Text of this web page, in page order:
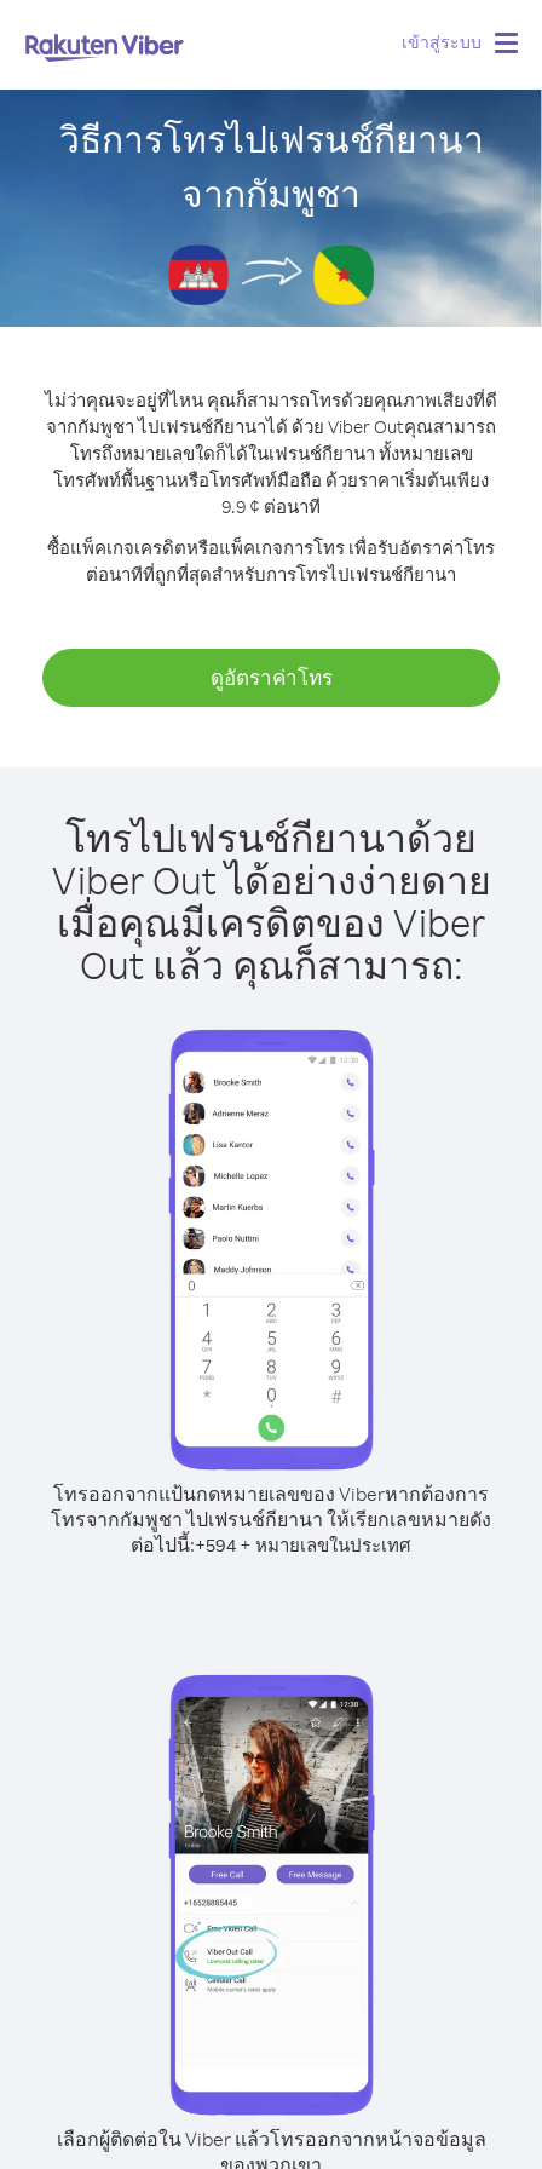
เข้าสู่ระบบ
วิธีการโทรไปเฟรนช์กียานา
จากกัมพูชา
ไม่ว่าคุณจะอยู่ที่ไหน คุณก็สามารถโทรด้วยคุณภาพเสียงที่ดี
จากกัมพูชา ไปเฟรนช์กียานาได้ ด้วย Viber Outคุณสามารถ
โทรถึงหมายเลขใดก็ได้ในเฟรนช์กียานา ทั้งหมายเลข
โทรศัพท์พื้นฐานหรือโทรศัพท์มือถือ ด้วยราคาเริ่มต้นเพียง
9.9 ¢ ต่อนาที
ซื้อแพ็คเกจเครดิตหรือแพ็คเกจการโทร เพื่อรับอัตราค่าโทร
ต่อนาทีที่ถูกที่สุดสำหรับการโทรไปเฟรนช์กียานา
ดูอัตราค่าโทร
โทรไปเฟรนช์กียานาด้วย
Viber Out ได้อย่างง่ายดาย
เมื่อคุณมีเครดิตของ Viber
Out แล้ว คุณก็สามารถ:
โทรออกจากแป้นกดหมายเลขของ Viberหากต้องการ
โทรจากกัมพูชา ไปเฟรนช์กียานา ให้เรียกเลขหมายดัง
ต่อไปนี้:+594 + หมายเลขในประเทศ
เลือกผู้ติดต่อใน Viber แล้วโทรออกจากหน้าจอข้อมูล
ของพวกเขา